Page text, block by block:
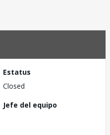
Estatus
Closed
Jefe del equipo